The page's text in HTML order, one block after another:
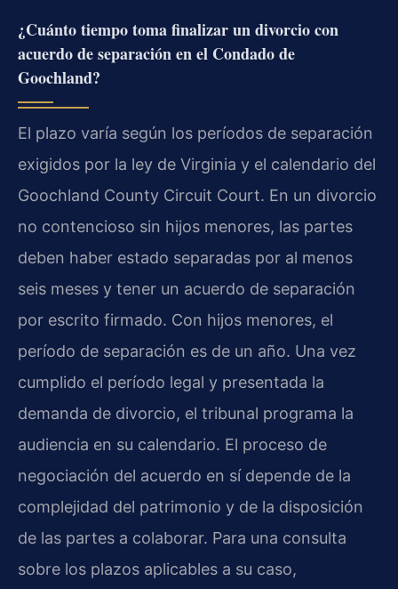
¿Cuánto tiempo toma finalizar un divorcio con
acuerdo de separación en el Condado de
Goochland?
El plazo varía según los períodos de separación
exigidos por la ley de Virginia y el calendario del
Goochland County Circuit Court. En un divorcio
no contencioso sin hijos menores, las partes
deben haber estado separadas por al menos
seis meses y tener un acuerdo de separación
por escrito firmado. Con hijos menores, el
período de separación es de un año. Una vez
cumplido el período legal y presentada la
demanda de divorcio, el tribunal programa la
audiencia en su calendario. El proceso de
negociación del acuerdo en sí depende de la
complejidad del patrimonio y de la disposición
de las partes a colaborar. Para una consulta
sobre los plazos aplicables a su caso,